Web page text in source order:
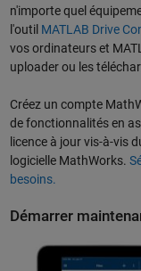
n'importe quel
l'outil MATLAB Drive
vos ordinateurs et
uploader ou les
Créez un compte
de fonctionnalités en
licence à jour vis-à-vis
logicielle MathWorks.
besoins.
Démarrer